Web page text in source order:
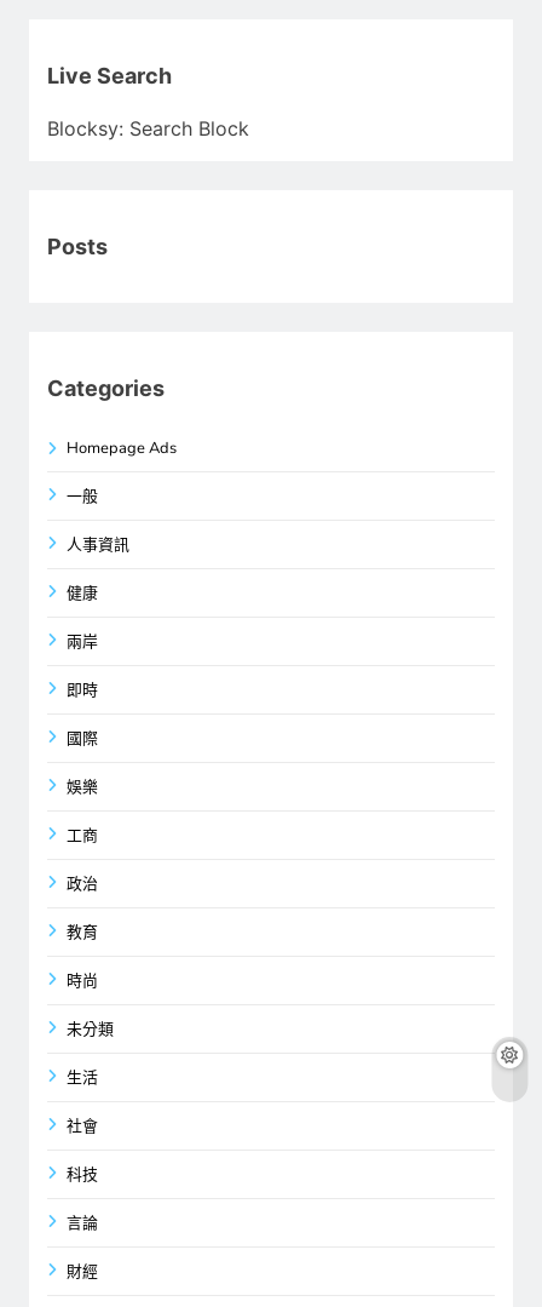
Live Search
Blocksy: Search Block
Posts
Categories
Homepage Ads
一般
人事資訊
健康
兩岸
即時
國際
娛樂
工商
政治
教育
時尚
未分類
生活
社會
科技
言論
財經